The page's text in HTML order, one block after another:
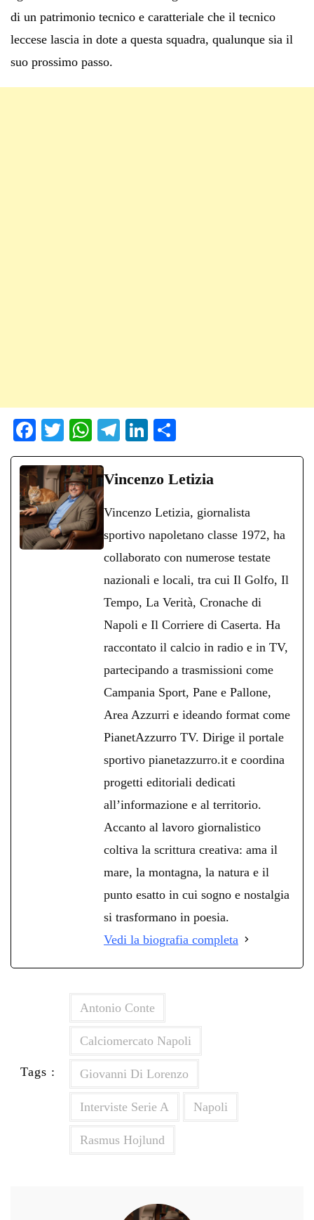
di un patrimonio tecnico e caratteriale che il tecnico
leccese lascia in dote a questa squadra, qualunque sia il
suo prossimo passo.
Fa
ce
bo
ok
T
wi
tte
r
W
ha
ts
A
pp
Te
le
gr
m
Li
nk
ed
on
di
di
Vincenzo Letizia
Vincenzo Letizia, giornalista
sportivo napoletano classe 1972, ha
collaborato con numerose testate
nazionali e locali, tra cui Il Golfo, Il
Tempo, La Verità, Cronache di
Napoli e Il Corriere di Caserta. Ha
raccontato il calcio in radio e in TV,
partecipando a trasmissioni come
Campania Sport, Pane e Pallone,
Area Azzurri e ideando format come
PianetAzzurro TV. Dirige il portale
sportivo pianetazzurro.it e coordina
progetti editoriali dedicati
all’informazione e al territorio.
Accanto al lavoro giornalistico
coltiva la scrittura creativa: ama il
mare, la montagna, la natura e il
punto esatto in cui sogno e nostalgia
si trasformano in poesia.
Vedi la biografia completa
Tags :
Antonio Conte
Calciomercato Napoli
Giovanni Di Lorenzo
Interviste Serie A Napoli
Rasmus Hojlund